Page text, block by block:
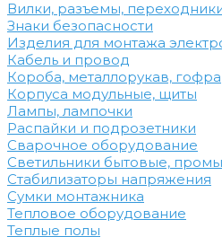
Вилки, разъемы,
Знаки безопасности
Изделия для монтажа
Кабель и провод
Короба, металлорукав, гофра
Корпуса модульные, щиты
Лампы, лампочки
Распайки и подрозетники
Сварочное оборудование
Светильники бытовые,
Стабилизаторы напряжения
Сумки монтажника
Тепловое оборудование
Теплые полы